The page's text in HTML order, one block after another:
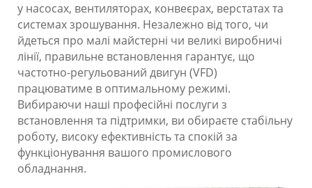
у насосах, вентиляторах, конвеєрах, верстатах та
системах зрошування. Незалежно від того, чи
йдеться про малі майстерні чи великі виробничі
лінії, правильне встановлення гарантує, що
частотно-регульований двигун (VFD)
працюватиме в оптимальному режимі.
Вибираючи наші професійні послуги з
встановлення та підтримки, ви обираєте стабільну
роботу, високу ефективність та спокій за
функціонування вашого промислового
обладнання.